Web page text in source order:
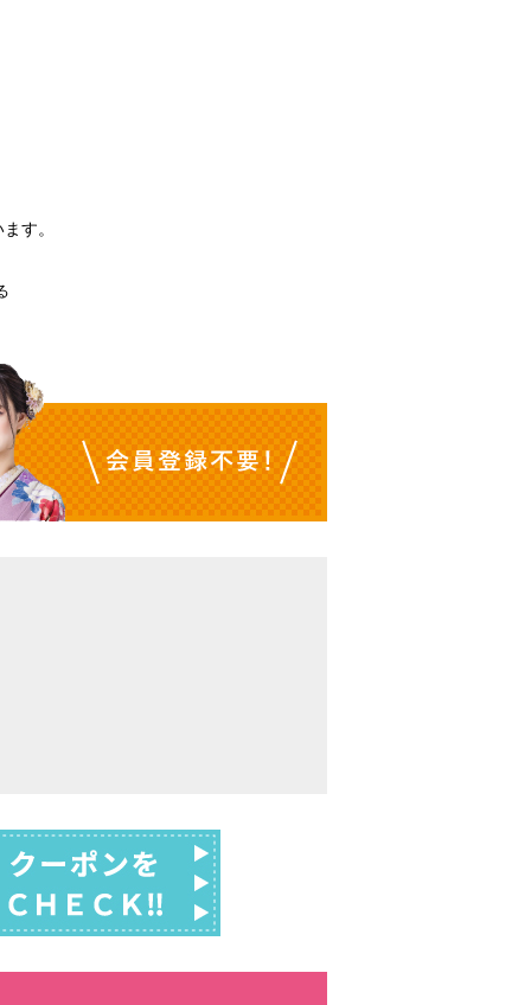
す。